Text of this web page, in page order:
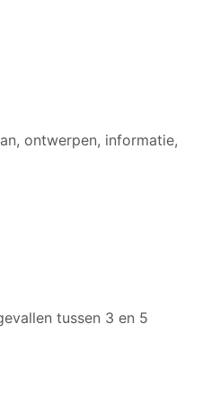
ontwerpen, informatie,
tussen 3 en 5